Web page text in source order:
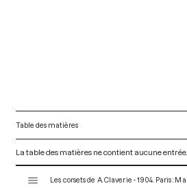
Table des matières
La table des matières ne contient aucune entrée.